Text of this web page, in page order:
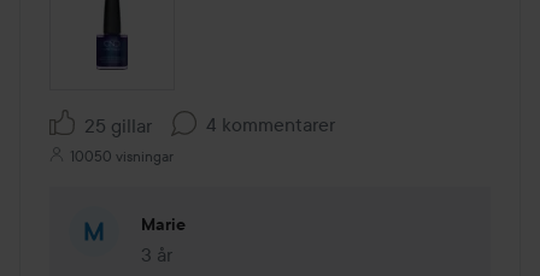
25 gillar 4 kommentarer
10050 visningar
Marie
3 år
Kommentaren lades 3 år